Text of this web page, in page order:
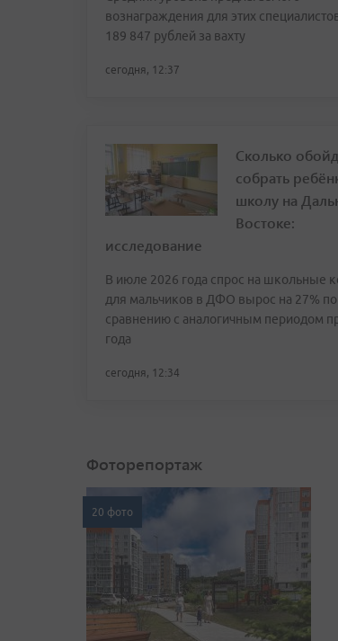
вознаграждения для этих
189 847 рублей за вахту
сегодня, 12:37
Сколько
собрать
школу на
Востоке:
исследование
В июле 2026 года спрос на школьные
для мальчиков в ДФО вырос на 27% по
сравнению с аналогичным периодом
года
сегодня, 12:34
Фоторепортаж
20 фото